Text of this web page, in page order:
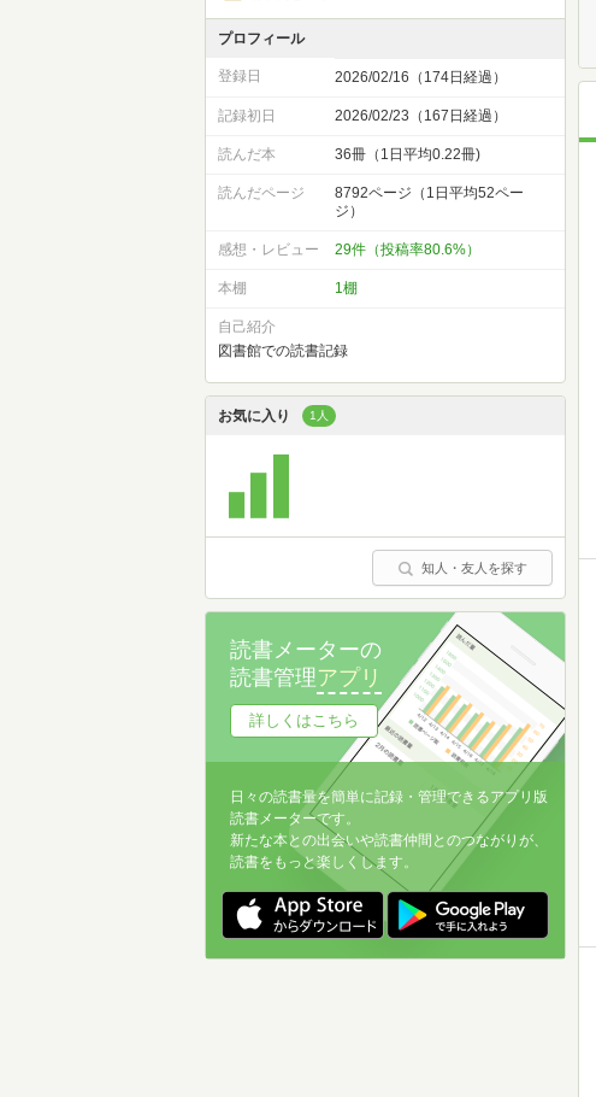
プロフィール
登録日 2026/02/16（174日経過）
記録初日 2026/02/23（167日経過）
読んだ本 36冊（1日平均0.22冊)
読んだページ
8792ページ（1日平均52ペー
ジ）
感想・レビュー 29件（投稿率80.6%）
本棚 1棚
自己紹介
図書館での読書記録
お気に入り 1人
知人・友人を探す
読書メーターの
読書管理アプリ
詳しくはこちら
日々の読書量を簡単に記録・管理できるアプリ版
読書メーターです。
新たな本との出会いや読書仲間とのつながりが、
読書をもっと楽しくします。